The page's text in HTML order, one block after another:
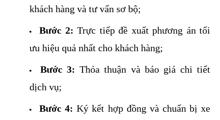
khách hàng và tư vấn sơ bộ;
Bước 2: Trực tiếp đề xuất phương án tối
ưu hiệu quả nhất cho khách hàng;
Bước 3: Thỏa thuận và báo giá chi tiết
dịch vụ;
Bước 4: Ký kết hợp đồng và chuẩn bị xe